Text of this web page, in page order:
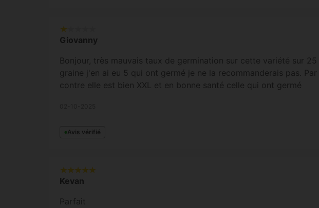
Giovanny
Bonjour, très mauvais taux de germination sur cette variété sur 25
graine j'en ai eu 5 qui ont germé je ne la recommanderais pas. Par
contre elle est bien XXL et en bonne santé celle qui ont germé
Avis vérifié
Kevan
Parfait